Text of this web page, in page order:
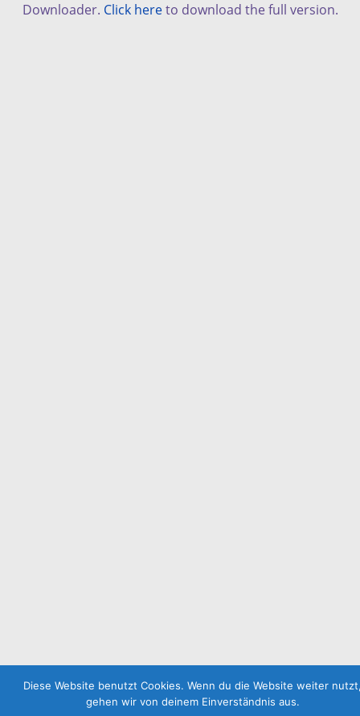
Diese Website benutzt Cookies. Wenn du die Website weiter
gehen wir von deinem Einverständnis aus.
Downloader. Click hereto download the full version.